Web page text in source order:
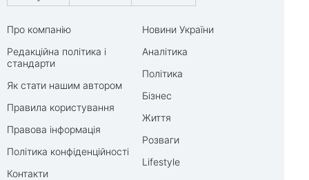
Про компанію
Редакційна політика і
стандарти
Як стати нашим автором
Правила користування
Правова інформація
Політика конфіденційності
Контакти
Новини України
Аналітика
Політика
Бізнес
Життя
Розваги
Lifestyle